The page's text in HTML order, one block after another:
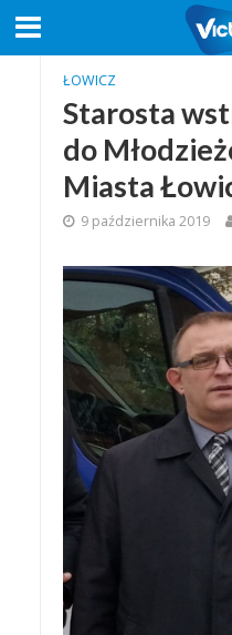
ŁOWICZ
Starosta
do
Miasta
9 października 2019